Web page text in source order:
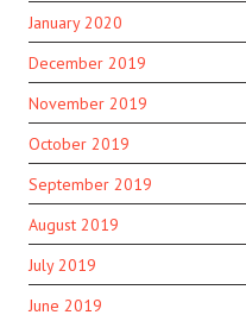
January 2020
December 2019
November 2019
October 2019
September 2019
August 2019
July 2019
June 2019